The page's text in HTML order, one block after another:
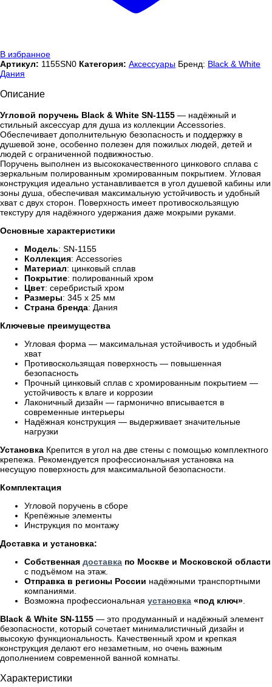
В избранное
Артикул: 1155SN0 Категория: Аксессуары Бренд: Black & White
Дания
Описание
Угловой поручень Black & White SN-1155 — надёжный и
стильный аксессуар для душа из коллекции Accessories.
Обеспечивает дополнительную безопасность и поддержку в
душевой зоне, особенно полезен для пожилых людей, детей и
людей с ограниченной подвижностью.
Поручень выполнен из высококачественного цинкового сплава с
зеркальным полированным хромированным покрытием. Угловая
конструкция идеально устанавливается в угол душевой кабины или
зоны душа, обеспечивая максимальную устойчивость и удобный
хват с двух сторон. Поверхность имеет противоскользящую
текстуру для надёжного удержания даже мокрыми руками.
Основные характеристики
Модель: SN-1155
Коллекция: Accessories
Материал: цинковый сплав
Покрытие: полированный хром
Цвет: серебристый хром
Размеры: 345 х 25 мм
Страна бренда: Дания
Ключевые преимущества
Угловая форма — максимальная устойчивость и удобный
хват
Противоскользящая поверхность — повышенная
безопасность
Прочный цинковый сплав с хромированным покрытием —
устойчивость к влаге и коррозии
Лаконичный дизайн — гармонично вписывается в
современные интерьеры
Надёжная конструкция — выдерживает значительные
нагрузки
Установка Крепится в угол на две стены с помощью комплектного
крепежа. Рекомендуется профессиональная установка на
несущую поверхность для максимальной безопасности.
Комплектация
Угловой поручень в сборе
Крепёжные элементы
Инструкция по монтажу
Доставка и установка:
Собственная доставка по Москве и Московской области
с подъёмом на этаж.
Отправка в регионы России надёжными транспортными
компаниями.
Возможна профессиональная установка «под ключ»
Black & White SN-1155 — это продуманный и надёжный элемент
безопасности, который сочетает минималистичный дизайн и
высокую функциональность. Качественный хром и крепкая
конструкция делают его незаметным, но очень важным
дополнением современной ванной комнаты.
Характеристики